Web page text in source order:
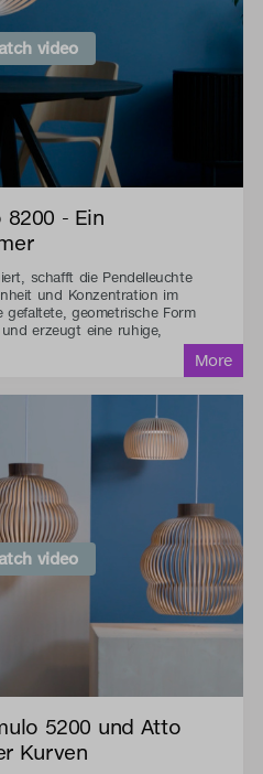
video
8200 - Ein
schafft die Pendelleuchte
und Konzentration im
gefaltete, geometrische Form
erzeugt eine ruhige,
video
5200 und Atto
Kurven